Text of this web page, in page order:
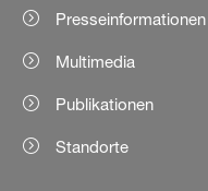
Presseinformationen
Multimedia
Publikationen
Standorte